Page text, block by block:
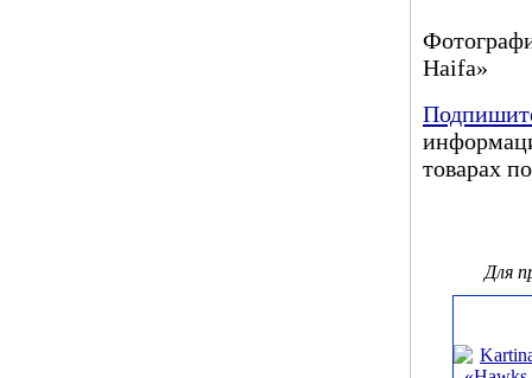
Haifa»
товарах
Для